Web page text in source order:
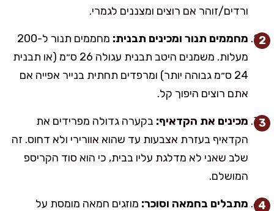
ורדים/זוהר אם רוצים ומצננים לגמרי.
מחממים תנור ומכינים תבנית:
מחממים תנור ל-200
מעלות. משמנים היטב תבנית עגולה 26 ס״מ (או תבנית
24 ס״מ גבוהה יותר) ומרפדים תחתית בנייר אפייה אם
אתם רוצים היפוך קל.
מכינים את הקדאיף: בקערה גדולה מפרידים את
הקדאיף בעזרת אצבעות עד שהוא אוורירי ולא דחוס. זה
שלב שאני לא מדלגת עליו בבית, כי הוא סוד הקריספ
המושלם.
מתבלים בחמאה וסוכר: מוזגים חמאה מומסת על